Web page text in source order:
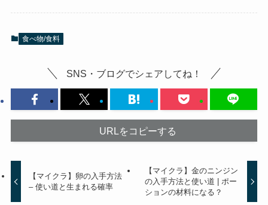
食べ物/食料
SNS・ブログでシェアしてね！
URLをコピーする
【マイクラ】卵の入手方法
– 使い道と生まれる確率
【マイクラ】金のニンジン
の入手方法と使い道 | ポー
ションの材料になる？